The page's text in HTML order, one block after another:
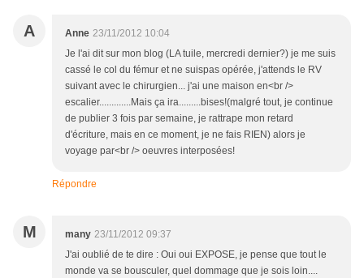
A Anne 23/11/2012 10:04
Je l'ai dit sur mon blog (LA tuile, mercredi dernier?) je me suis
cassé le col du fémur et ne suispas opérée, j'attends le RV
suivant avec le chirurgien... j'ai une maison en<br />
escalier.............Mais ça ira.........bises!(malgré tout, je continue
de publier 3 fois par semaine, je rattrape mon retard
d'écriture, mais en ce moment, je ne fais RIEN) alors je
voyage par<br /> oeuvres interposées!
Répondre
M many 23/11/2012 09:37
J'ai oublié de te dire : Oui oui EXPOSE, je pense que tout le
monde va se bousculer, quel dommage que je sois loin....